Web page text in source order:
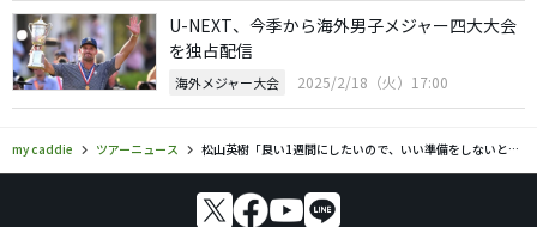
U-NEXT、今季から海外男子メジャー四大大会
を独占配信
海外メジャー大会 2025/2/18（火）17:00
my caddie ツアーニュース 松山英樹「良い1週間にしたいので、いい準備をしないといけない」 10日開幕のマスターズへ